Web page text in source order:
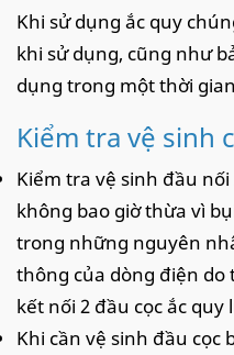
Khi sử dụng ắc quy
khi sử dụng, cũng như
dụng trong một thời
Kiểm tra vệ sinh
Kiểm tra vệ sinh đầu nối
không bao giờ thừa vì
trong những nguyên
thông của dòng điện
kết nối 2 đầu cọc ắc quy
Khi cần vệ sinh đầu cọc